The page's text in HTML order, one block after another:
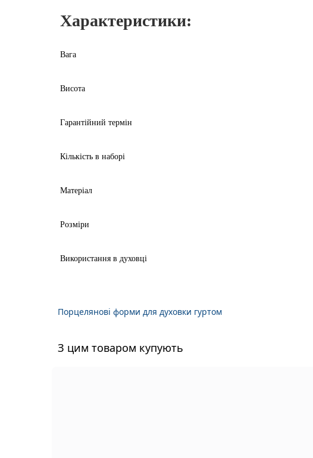
Характеристики:
Вага
Висота
Гарантійний термін
Кількість в наборі
Матеріал
Розміри
Використання в духовці
Порцелянові форми для духовки гуртом
З цим товаром купують